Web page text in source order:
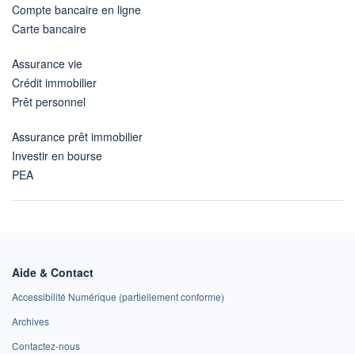
Compte bancaire en ligne
Carte bancaire
Assurance vie
Crédit immobilier
Prêt personnel
Assurance prêt immobilier
Investir en bourse
PEA
Aide & Contact
Accessibilité Numérique (partiellement conforme)
Archives
Contactez-nous